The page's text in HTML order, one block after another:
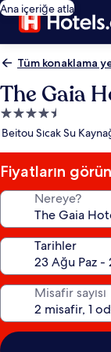
Ana içeriğe atla
Tüm konaklama
The Gaia
4.5
yıldızlı
yeri
Beitou Sıcak Su
Fiyatların
Nereye?
Tarihler
Misafir sayısı